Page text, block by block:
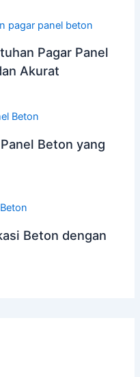
Pagar Panel
Akurat
Beton yang
Beton dengan